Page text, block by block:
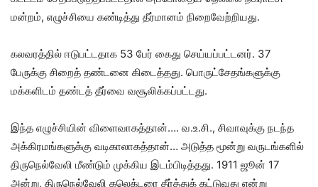
மன்றம், எழுச்சியை கண்டித்து தீர்மானம் நிறைவேற்றியது.
கலவரத்தில் ஈடுபட்டதாக 53 பேர் கைது செய்யப்பட்டனர். 37
பேருக்கு சிறைத் தண்டனை கிடைத்தது. பொருட்சேதங்களுக்கு
மக்களிடம் தண்டத் தீர்வை வசூலிக்கப்பட்டது.
இந்த எழுச்சியின் விளைவாகத்தான்…. வ.உ.சி., சிவாவுக்கு நடந்த
அக்கிரமங்களுக்கு வடிகாலாகத்தான்… அடுத்த மூன்று வருடங்களில்
திருநெல்வேலி மீண்டும் முக்கிய இடம்பிடித்தது. 1911 ஜூன் 17
அன்று, திருநெல்வேலி கலெக்டரை தீர்த்துக் கட்டுவது என்று